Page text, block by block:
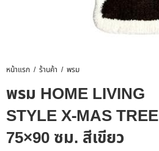
หน้าแรก ร้านค้า พรม
พรม HOME LIVING
STYLE X-MAS TREE
75×90 ซม. สีเขียว